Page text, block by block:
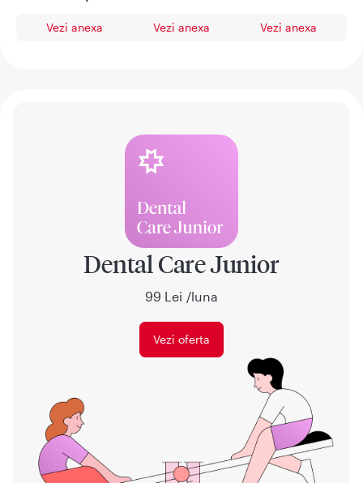
Vezi anexa Vezi anexa Vezi anexa
Dental Care Junior
99 Lei /luna
Vezi oferta